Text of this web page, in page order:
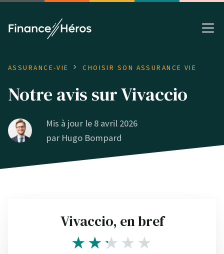
ASSURANCE-VIE CHOISIR SON ASSURANCE VIE
Notre avis sur Vivaccio
Mis à jour le 8 avril 2026
par Hugo Bompard
Vivaccio, en bref